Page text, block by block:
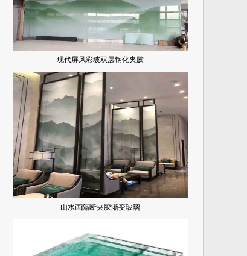
现代屏风彩玻双层钢化夹胶
山水画隔断夹胶渐变玻璃